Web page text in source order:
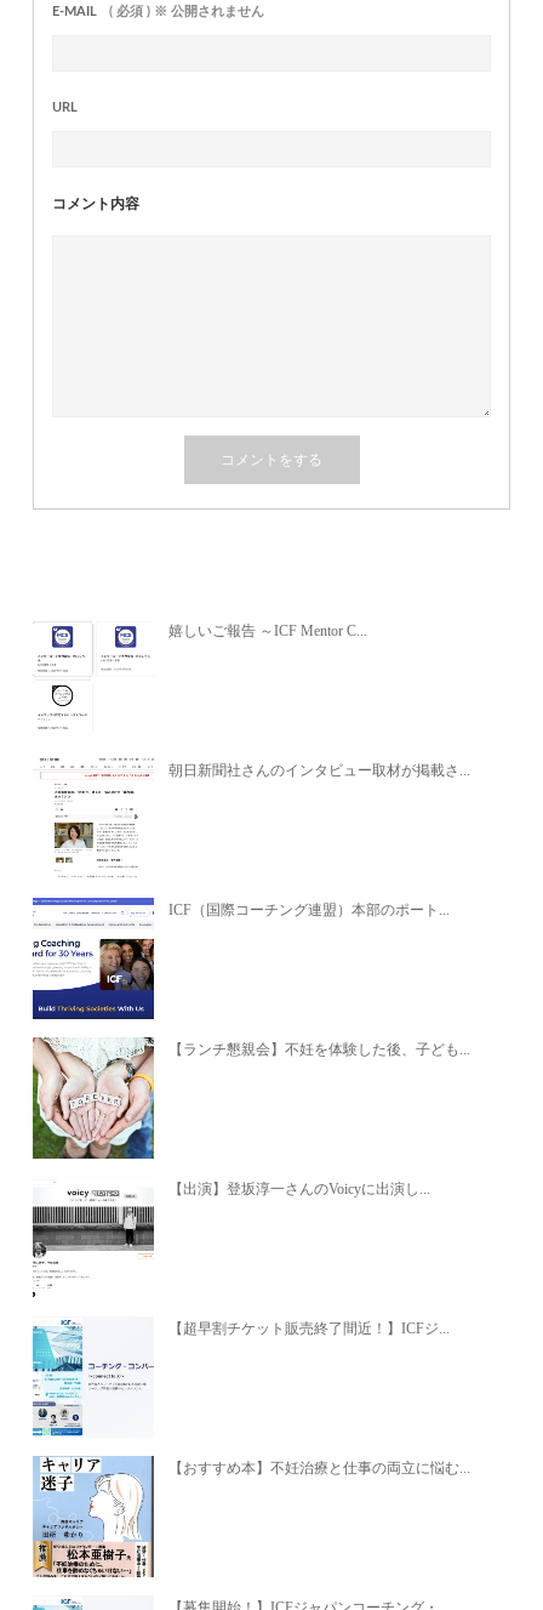
E-MAIL ( 必須 ) ※ 公開されません
URL
コメント内容
嬉しいご報告 ～ICF Mentor C...
朝日新聞社さんのインタビュー取材が掲載さ...
ICF（国際コーチング連盟）本部のポート...
【ランチ懇親会】不妊を体験した後、子ども...
【出演】登坂淳一さんのVoicyに出演し...
【超早割チケット販売終了間近！】ICFジ...
【おすすめ本】不妊治療と仕事の両立に悩む...